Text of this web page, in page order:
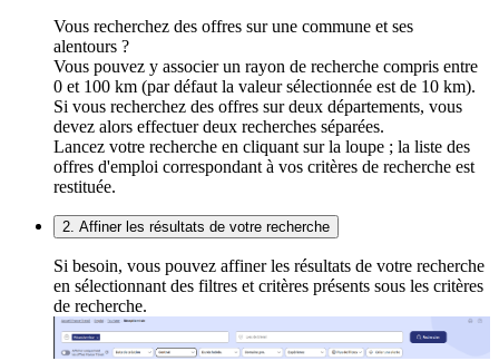
Vous recherchez des offres sur une commune et ses
alentours ?
Vous pouvez y associer un rayon de recherche compris entre
0 et 100 km (par défaut la valeur sélectionnée est de 10 km).
Si vous recherchez des offres sur deux départements, vous
devez alors effectuer deux recherches séparées.
Lancez votre recherche en cliquant sur la loupe ; la liste des
offres d'emploi correspondant à vos critères de recherche est
restituée.
2. Affiner les résultats de votre recherche
Si besoin, vous pouvez affiner les résultats de votre recherche
en sélectionnant des filtres et critères présents sous les critères
de recherche.